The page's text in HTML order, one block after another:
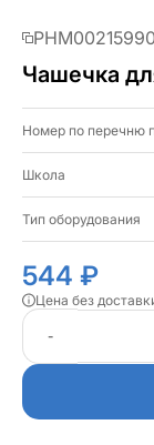
Чашечка
Номер по перечню
Школа
Тип оборудования
544 ₽
Цена без
-